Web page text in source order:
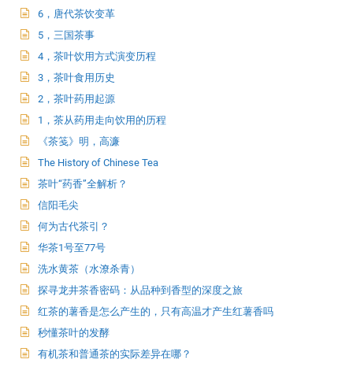
6，唐代茶饮变革
5，三国茶事
4，茶叶饮用方式演变历程
3，茶叶食用历史
2，茶叶药用起源
1，茶从药用走向饮用的历程
《茶笺》明，高濂
The History of Chinese Tea
茶叶“药香”全解析？
信阳毛尖
何为古代茶引？
华茶1号至77号
洗水黄茶（水潦杀青）
探寻龙井茶香密码：从品种到香型的深度之旅
红茶的薯香是怎么产生的，只有高温才产生红薯香吗
秒懂茶叶的发酵
有机茶和普通茶的实际差异在哪？